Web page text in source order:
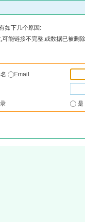
如下几个原因:
能链接不完整,或数据已被删
名
Email